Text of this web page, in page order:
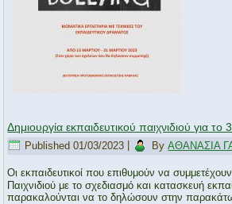
Δημιουργία εκπαιδευτικού παιχνιδιού για το
Published 01/03/2023 By ΑΘΑΝΑΣΙΑ
Οι εκπαιδευτικοί που επιθυμούν να
Παιχνιδιού με το σχεδιασμό και κατασκευή
παρακαλούνται να το δηλώσουν στην παρακάτω